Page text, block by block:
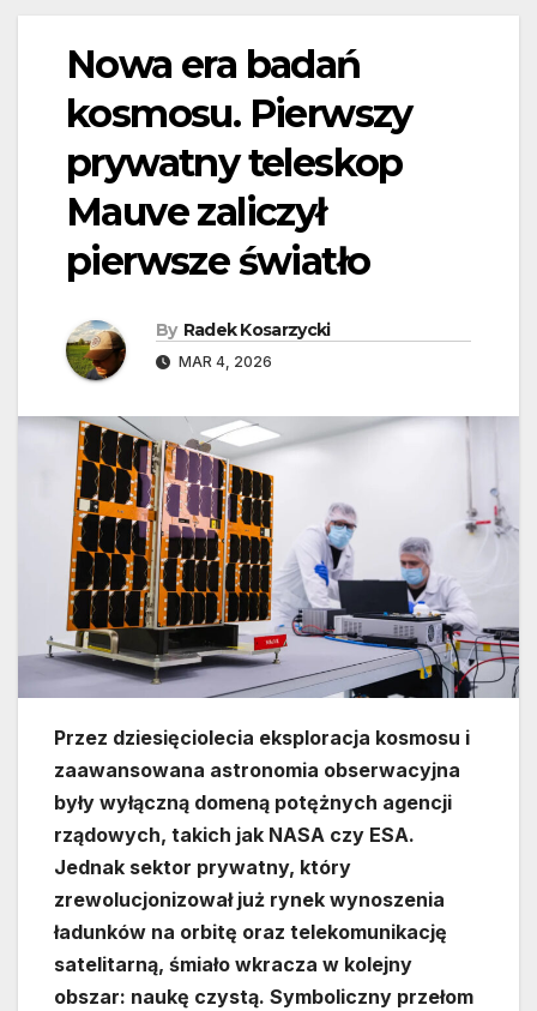
Nowa era badań
kosmosu. Pierwszy
prywatny teleskop
Mauve zaliczył
pierwsze światło
By Radek Kosarzycki
MAR 4, 2026
Przez dziesięciolecia eksploracja kosmosu i
zaawansowana astronomia obserwacyjna
były wyłączną domeną potężnych agencji
rządowych, takich jak NASA czy ESA.
Jednak sektor prywatny, który
zrewolucjonizował już rynek wynoszenia
ładunków na orbitę oraz telekomunikację
satelitarną, śmiało wkracza w kolejny
obszar: naukę czystą. Symboliczny przełom